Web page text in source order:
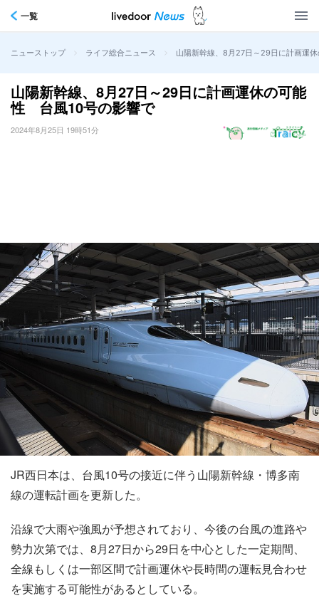
一覧
ニューストップ > ライフ総合ニュース > 山陽新幹線、8月27日～29日に計画運
山陽新幹線、8月27日～29日に計画運休の可能
性 台風10号の影響で
2024年8月25日 19時51分
JR西日本は、台風10号の接近に伴う山陽新幹線・博多南
線の運転計画を更新した。
沿線で大雨や強風が予想されており、今後の台風の進路や
勢力次第では、8月27日から29日を中心とした一定期間、
全線もしくは一部区間で計画運休や長時間の運転見合わせ
を実施する可能性があるとしている。